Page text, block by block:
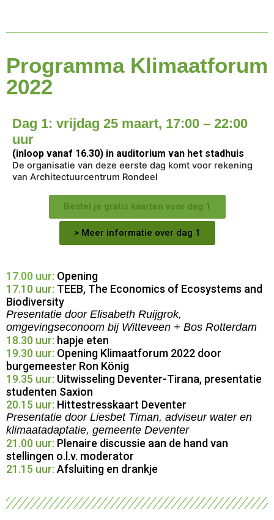
Programma Klimaatforum
2022
Dag 1: vrijdag 25 maart, 17:00 – 22:00
uur
(inloop vanaf 16.30) in auditorium van het stadhuis
De organisatie van deze eerste dag komt voor rekening
van Architectuurcentrum Rondeel
Bestel je gratis kaarten voor dag 1
> Meer informatie over dag 1
17.00 uur: Opening
17.10 uur: TEEB, The Economics of Ecosystems and
Biodiversity
Presentatie door Elisabeth Ruijgrok,
omgevingseconoom bij Witteveen + Bos Rotterdam
18.30 uur: hapje eten
19.30 uur: Opening Klimaatforum 2022 door
burgemeester Ron König
19.35 uur: Uitwisseling Deventer-Tirana, presentatie
studenten Saxion
20.15 uur: Hittestresskaart Deventer
Presentatie door Liesbet Timan, adviseur water en
klimaatadaptatie, gemeente Deventer
21.00 uur: Plenaire discussie aan de hand van
stellingen o.l.v. moderator
21.15 uur: Afsluiting en drankje